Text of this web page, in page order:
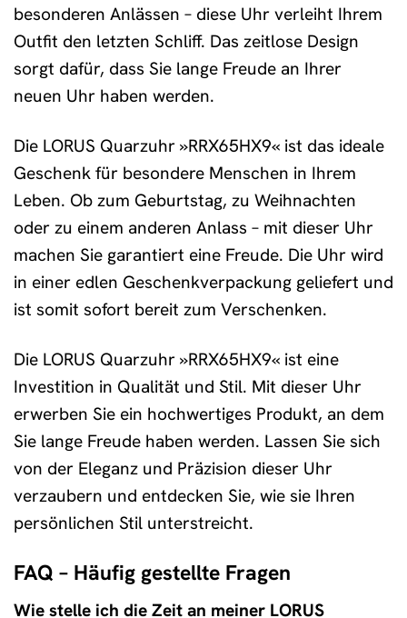
besonderen Anlässen – diese Uhr verleiht Ihrem
Outfit den letzten Schliff. Das zeitlose Design
sorgt dafür, dass Sie lange Freude an Ihrer
neuen Uhr haben werden.
Die LORUS Quarzuhr »RRX65HX9« ist das ideale
Geschenk für besondere Menschen in Ihrem
Leben. Ob zum Geburtstag, zu Weihnachten
oder zu einem anderen Anlass – mit dieser Uhr
machen Sie garantiert eine Freude. Die Uhr wird
in einer edlen Geschenkverpackung geliefert und
ist somit sofort bereit zum Verschenken.
Die LORUS Quarzuhr »RRX65HX9« ist eine
Investition in Qualität und Stil. Mit dieser Uhr
erwerben Sie ein hochwertiges Produkt, an dem
Sie lange Freude haben werden. Lassen Sie sich
von der Eleganz und Präzision dieser Uhr
verzaubern und entdecken Sie, wie sie Ihren
persönlichen Stil unterstreicht.
FAQ – Häufig gestellte Fragen
Wie stelle ich die Zeit an meiner LORUS